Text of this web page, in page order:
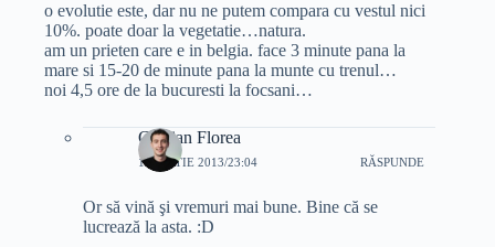
o evolutie este, dar nu ne putem compara cu vestul nici
10%. poate doar la vegetatie…natura.
am un prieten care e in belgia. face 3 minute pana la
mare si 15-20 de minute pana la munte cu trenul…
noi 4,5 ore de la bucuresti la focsani…
Cristian Florea
1 MARTIE 2013/23:04 RĂSPUNDE
Or să vină şi vremuri mai bune. Bine că se
lucrează la asta. :D